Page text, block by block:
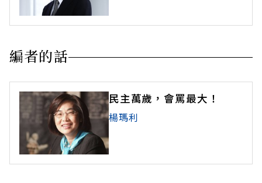
編者的話
民主萬歲，會罵最大！
楊瑪利